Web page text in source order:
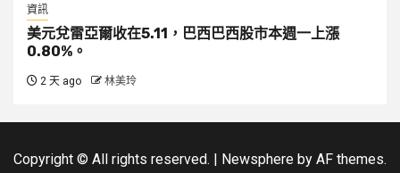
資訊
美元兌雷亞爾收在5.11，巴西巴西股市本週一上漲
0.80%。
2 天 ago 林美玲
Copyright © All rights reserved. | Newsphere by AF themes.